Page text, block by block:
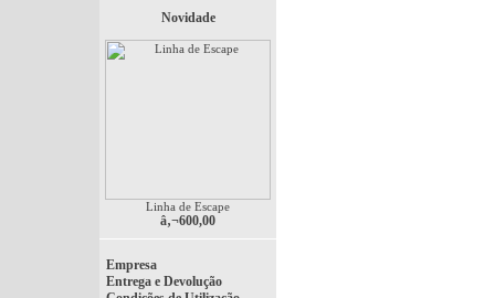
Novidade
Linha de Escape
â‚¬600,00
Empresa
Entrega e Devolução